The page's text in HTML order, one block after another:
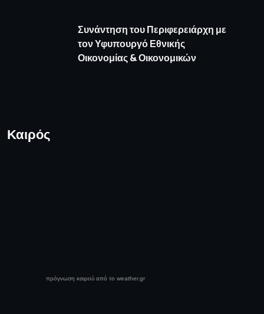
Συνάντηση του Περιφερειάρχη με
τον Υφυπουργό Εθνικής
Οικονομίας & Οικονομικών
Καιρός
πρόγνωση καιρού από το weather.gr